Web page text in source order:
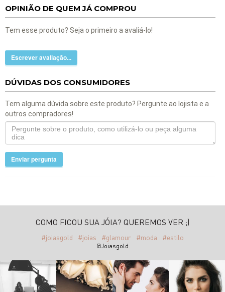
OPINIÃO DE QUEM JÁ COMPROU
Tem esse produto? Seja o primeiro a avaliá-lo!
Escrever avaliação...
DÚVIDAS DOS CONSUMIDORES
Tem alguma dúvida sobre este produto? Pergunte ao lojista e a
outros compradores!
Enviar pergunta
COMO FICOU SUA JÓIA? QUEREMOS VER ;)
#joiasgold #joias #glamour #moda #estilo
@Joiasgold